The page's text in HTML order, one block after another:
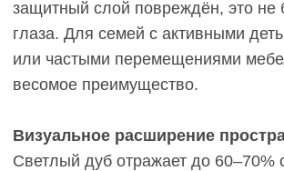
к глубине, благородству и готов к более
тщательному уходу. Разберём, насколько это
удобно в реальной жизни.
грязь, следы от резиновой обуви, тёмные пятна
на паркете темного цвета практически незаметны.
Преимуществатёмного паркета